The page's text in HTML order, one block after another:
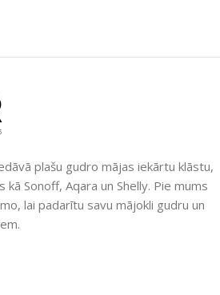
Nē
UZREIZ PIEEJAMAIS
plašu gudro mājas iekārtu klāstu,
Sonoff, Aqara un Shelly. Pie mums
lai padarītu savu mājokli gudru un